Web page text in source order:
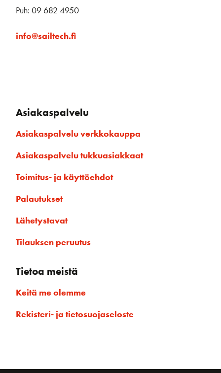
Puh: 09 682 4950
info@sailtech.fi
Asiakaspalvelu
Asiakaspalvelu verkkokauppa
Asiakaspalvelu tukkuasiakkaat
Toimitus- ja käyttöehdot
Palautukset
Lähetystavat
Tilauksen peruutus
Tietoa meistä
Keitä me olemme
Rekisteri- ja tietosuojaseloste